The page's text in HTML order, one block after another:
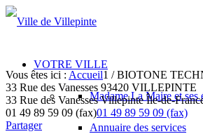
VOTRE VILLE
Madame La Maire et ses
Annuaire des services
Vous êtes ici : Accueil1 / BIOTONE
33 Rue des Vanesses 93420 VILLEPINTE
33 Rue des Vanesses Villepinte Île-de-
01 49 89 59 09 (fax)01 49 89 59 09 (fax)
Partager